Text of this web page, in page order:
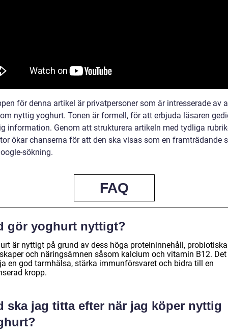
för denna artikel är privatpersoner som är intresserade av
nyttig yoghurt. Tonen är formell, för att erbjuda läsaren
information. Genom att strukturera artikeln med tydliga
ökar chanserna för att den ska visas som en framträdande
sökning.
FAQ
gör yoghurt nyttigt?
är nyttigt på grund av dess höga proteininnehåll, probiotiska
och näringsämnen såsom kalcium och vitamin B12.
en god tarmhälsa, stärka immunförsvaret och bidra till en
kropp.
ska jag titta efter när jag köper nyttig